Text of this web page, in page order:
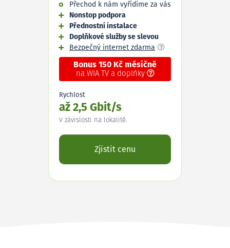
Přechod k nám vyřídíme za vás
Nonstop podpora
Přednostní instalace
Doplňkové služby se slevou
Bezpečný internet zdarma
Bonus 150 Kč měsíčně
na WIA TV a doplňky
Rychlost
až 2,5 Gbit/s
V závislosti na lokalitě.
Zjistit cenu